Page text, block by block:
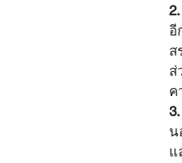
อี
ส
ส่
ค
น
แ